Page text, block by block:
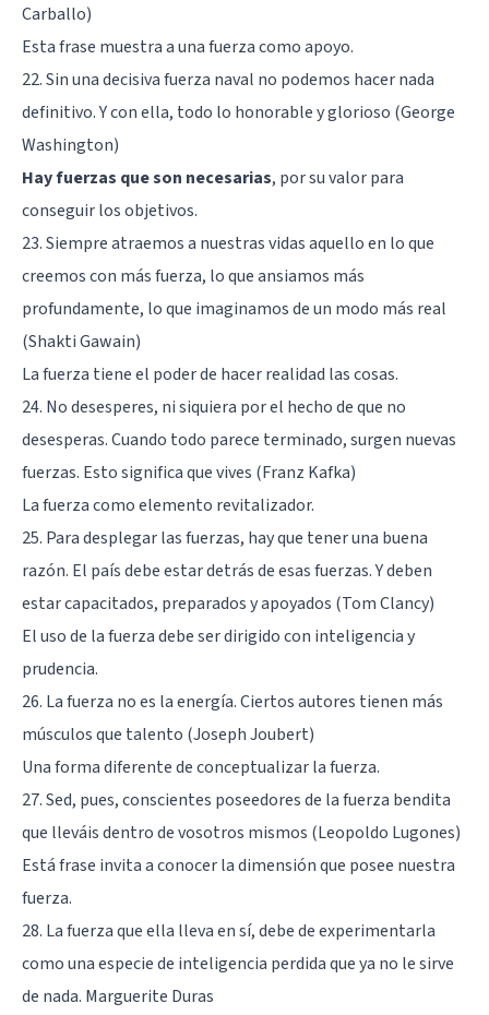
Carballo)
Esta frase muestra a una fuerza como apoyo.
22. Sin una decisiva fuerza naval no podemos hacer nada
definitivo. Y con ella, todo lo honorable y glorioso (George
Washington)
Hay fuerzas que son necesarias, por su valor para
conseguir los objetivos.
23. Siempre atraemos a nuestras vidas aquello en lo que
creemos con más fuerza, lo que ansiamos más
profundamente, lo que imaginamos de un modo más real
(Shakti Gawain)
La fuerza tiene el poder de hacer realidad las cosas.
24. No desesperes, ni siquiera por el hecho de que no
desesperas. Cuando todo parece terminado, surgen nuevas
fuerzas. Esto significa que vives (Franz Kafka)
La fuerza como elemento revitalizador.
25. Para desplegar las fuerzas, hay que tener una buena
razón. El país debe estar detrás de esas fuerzas. Y deben
estar capacitados, preparados y apoyados (Tom Clancy)
El uso de la fuerza debe ser dirigido con inteligencia y
prudencia.
26. La fuerza no es la energía. Ciertos autores tienen más
músculos que talento (Joseph Joubert)
Una forma diferente de conceptualizar la fuerza.
27. Sed, pues, conscientes poseedores de la fuerza bendita
que lleváis dentro de vosotros mismos (Leopoldo Lugones)
Está frase invita a conocer la dimensión que posee nuestra
fuerza.
28. La fuerza que ella lleva en sí, debe de experimentarla
como una especie de inteligencia perdida que ya no le sirve
de nada. Marguerite Duras